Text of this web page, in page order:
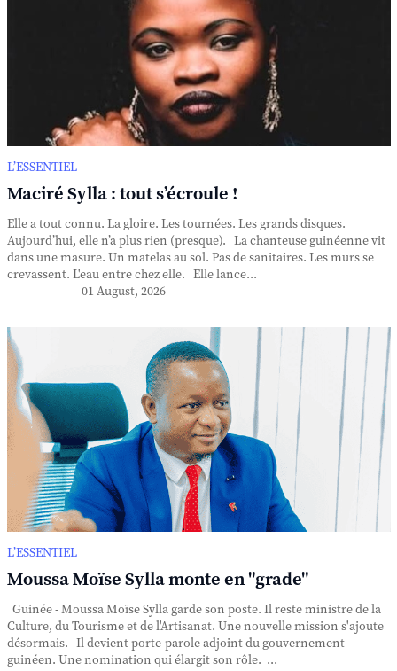
L’ESSENTIEL
Maciré Sylla : tout s’écroule !
Elle a tout connu. La gloire. Les tournées. Les grands disques.
Aujourd’hui, elle n’a plus rien (presque). La chanteuse guinéenne vit
dans une masure. Un matelas au sol. Pas de sanitaires. Les murs se
crevassent. L'eau entre chez elle. Elle lance...
01 August, 2026
L’ESSENTIEL
Moussa Moïse Sylla monte en "grade"
Guinée - Moussa Moïse Sylla garde son poste. Il reste ministre de la
Culture, du Tourisme et de l'Artisanat. Une nouvelle mission s'ajoute
désormais. Il devient porte-parole adjoint du gouvernement
guinéen. Une nomination qui élargit son rôle. ...